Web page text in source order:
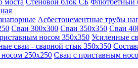
моста Стеновой блок СБ Флютбетный
Асбестоцементные трубы
Сваи 300х300 Сваи 350х350 Сваи
носом 350х350 Усиленные
сваи - сварной стык 350х350
250х250 Сваи с приставным